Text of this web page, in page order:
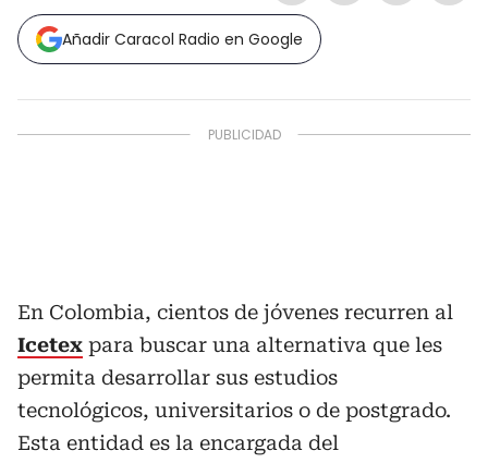
Añadir Caracol Radio en Google
En Colombia, cientos de jóvenes recurren al
Icetex para buscar una alternativa que les
permita desarrollar sus estudios
tecnológicos, universitarios o de postgrado.
Esta entidad es la encargada del